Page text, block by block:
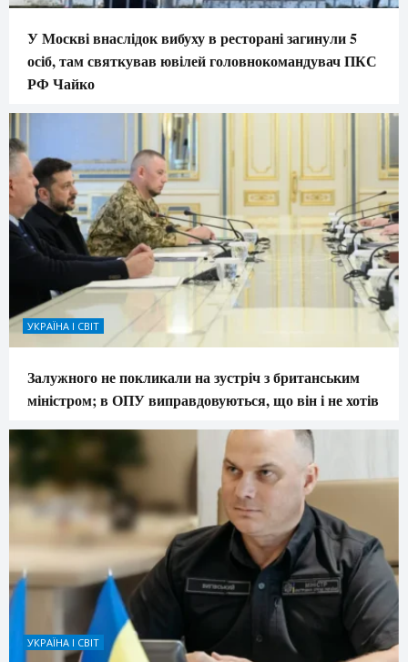
У Москві внаслідок вибуху в ресторані загинули 5
осіб, там святкував ювілей головнокомандувач ПКС
РФ Чайко
УКРАЇНА І СВІТ
Залужного не покликали на зустріч з британським
міністром; в ОПУ виправдовуються, що він і не хотів
УКРАЇНА І СВІТ